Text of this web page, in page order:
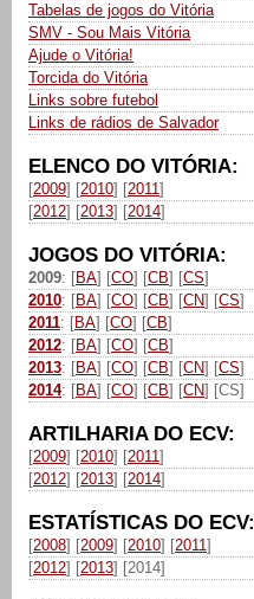
Tabelas de jogos do Vitória
SMV - Sou Mais Vitória
Ajude o Vitória!
Torcida do Vitória
Links sobre futebol
Links de rádios de Salvador
ELENCO DO VITÓRIA:
[2009] [2010] [2011]
[2012] [2013] [2014]
JOGOS DO VITÓRIA:
2009: [BA] [CO] [CB] [CS]
2010: [BA] [CO] [CB] [CN] [CS]
2011: [BA] [CO] [CB]
2012: [BA] [CO] [CB]
2013: [BA] [CO] [CB] [CN] [CS]
2014: [BA] [CO] [CB] [CN] [CS]
ARTILHARIA DO ECV:
[2009] [2010] [2011]
[2012] [2013] [2014]
ESTATÍSTICAS DO ECV:
[2008] [2009] [2010] [2011]
[2012] [2013] [2014]